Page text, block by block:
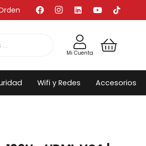
Mi Cuenta
Wifi y Redes Accesorios